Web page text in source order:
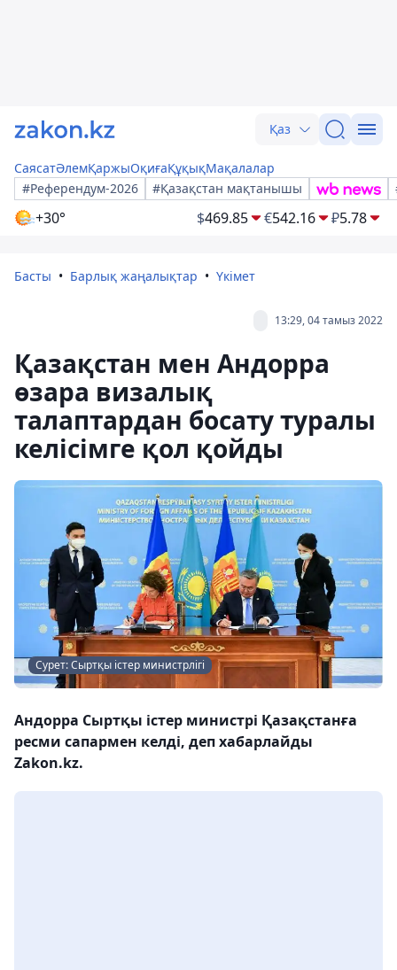
Қаз
СаясатӘлемҚаржыОқиғаҚұқықМақалалар
#Референдум-2026
#Қазақстан мақтанышы
+30° $469.85 €542.16 ₽5.78
Басты Барлық жаңалықтар Үкімет
13:29, 04 тамыз 2022
Қазақстан мен Андорра
өзара визалық
талаптардан босату туралы
келісімге қол қойды
Сурет: Сыртқы істер министрлігі
Андорра Сыртқы істер министрі Қазақстанға
ресми сапармен келді, деп хабарлайды
Zakon.kz.